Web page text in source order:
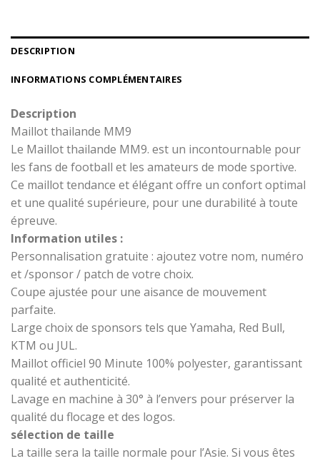
DESCRIPTION
INFORMATIONS COMPLÉMENTAIRES
Description
Maillot thailande MM9
Le Maillot thailande MM9. est un incontournable pour
les fans de football et les amateurs de mode sportive.
Ce maillot tendance et élégant offre un confort optimal
et une qualité supérieure, pour une durabilité à toute
épreuve.
Information utiles :
Personnalisation gratuite : ajoutez votre nom, numéro
et /sponsor / patch de votre choix.
Coupe ajustée pour une aisance de mouvement
parfaite.
Large choix de sponsors tels que Yamaha, Red Bull,
KTM ou JUL.
Maillot officiel 90 Minute 100% polyester, garantissant
qualité et authenticité.
Lavage en machine à 30° à l’envers pour préserver la
qualité du flocage et des logos.
sélection de taille
La taille sera la taille normale pour l’Asie. Si vous êtes